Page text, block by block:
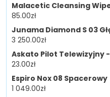
Malacetic Cleansing
85.00zł
Junama Diamond S 03
3 250.00zł
Askato Pilot Telewizyjny
23.00zł
Espiro Nox 08 Spacerowy
1 049.00zł